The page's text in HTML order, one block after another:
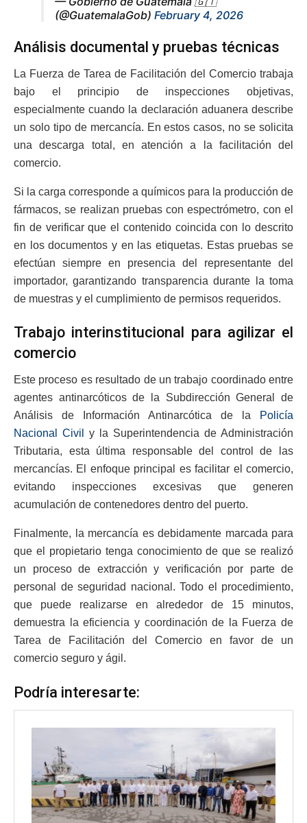
(@GuatemalaGob) February 4, 2026
Análisis documental y pruebas técnicas
La Fuerza de Tarea de Facilitación del Comercio trabaja
bajo el principio de inspecciones objetivas,
especialmente cuando la declaración aduanera describe
un solo tipo de mercancía. En estos casos, no se solicita
una descarga total, en atención a la facilitación del
comercio.
Si la carga corresponde a químicos para la producción de
fármacos, se realizan pruebas con espectrómetro, con el
fin de verificar que el contenido coincida con lo descrito
en los documentos y en las etiquetas. Estas pruebas se
efectúan siempre en presencia del representante del
importador, garantizando transparencia durante la toma
de muestras y el cumplimiento de permisos requeridos.
Trabajo interinstitucional para agilizar el
comercio
Este proceso es resultado de un trabajo coordinado entre
agentes antinarcóticos de la Subdirección General de
Análisis de Información Antinarcótica de la
Policía
Nacional Civil
y la Superintendencia de Administración
Tributaria, esta última responsable del control de las
mercancías. El enfoque principal es facilitar el comercio,
evitando inspecciones excesivas que generen
acumulación de contenedores dentro del puerto.
Finalmente, la mercancía es debidamente marcada para
que el propietario tenga conocimiento de que se realizó
un proceso de extracción y verificación por parte de
personal de seguridad nacional. Todo el procedimiento,
que puede realizarse en alrededor de 15 minutos,
demuestra la eficiencia y coordinación de la Fuerza de
Tarea de Facilitación del Comercio en favor de un
comercio seguro y ágil.
Podría interesarte: